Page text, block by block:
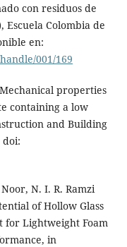
con residuos de
Escuela Colombia de
en:
001/169
properties
containing a low
and Building
doi:
N. I. R. Ramzi
of Hollow Glass
for Lightweight Foam
in